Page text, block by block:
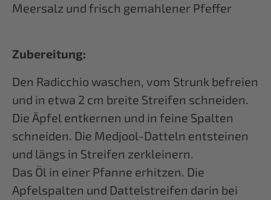
Meersalz und frisch gemahlener Pfeffer
Zubereitung:
Den Radicchio waschen, vom Strunk befreien
und in etwa 2 cm breite Streifen schneiden.
Die Äpfel entkernen und in feine Spalten
schneiden. Die Medjool-Datteln entsteinen
und längs in Streifen zerkleinern.
Das Öl in einer Pfanne erhitzen. Die
Apfelspalten und Dattelstreifen darin bei